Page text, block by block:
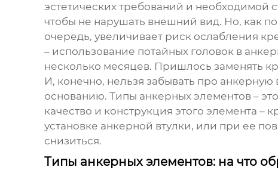
эстетических требований и необходимой
чтобы не нарушать внешний вид. Но, как
очередь, увеличивает риск ослабления
– использование потайных головок в
несколько месяцев. Пришлось заменять
И, конечно, нельзя забывать про
основанию. Типы анкерных элементов –
качество и конструкция этого элемента
установке анкерной втулки, или при ее
снизиться.
Типы анкерных элементов: на что